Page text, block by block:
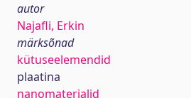
autor
Najafli, Erkin
märksõnad
kütuseelemendid
plaatina
nanomaterjalid